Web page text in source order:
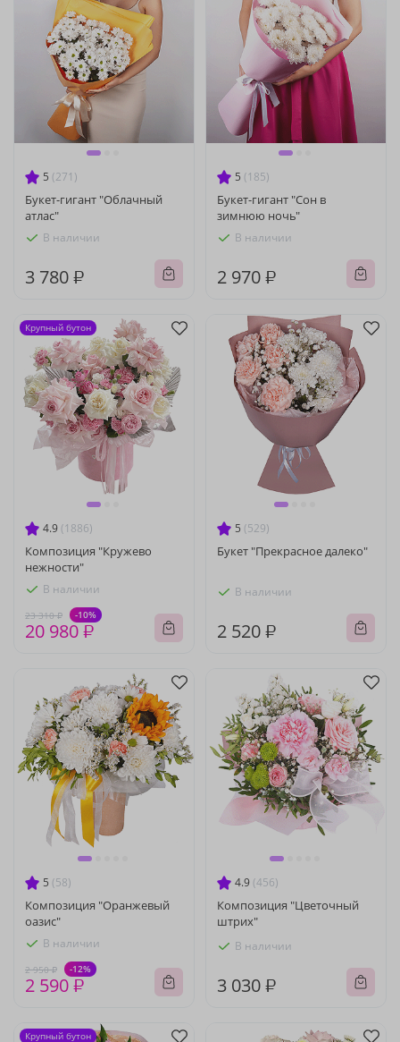
5 (271)
Букет-гигант "Облачный
атлас"
В наличии
3 780 ₽
5 (185)
Букет-гигант "Сон в
зимнюю ночь"
В наличии
2 970 ₽
4.9 (1886)
Композиция "Кружево
нежности"
В наличии
23 310 ₽ -10%
20 980 ₽
Крупный бутон
5 (529)
Букет "Прекрасное далеко"
В наличии
2 520 ₽
5 (58)
Композиция "Оранжевый
оазис"
В наличии
2 950 ₽ -12%
2 590 ₽
4.9 (456)
Композиция "Цветочный
штрих"
В наличии
3 030 ₽
Крупный бутон